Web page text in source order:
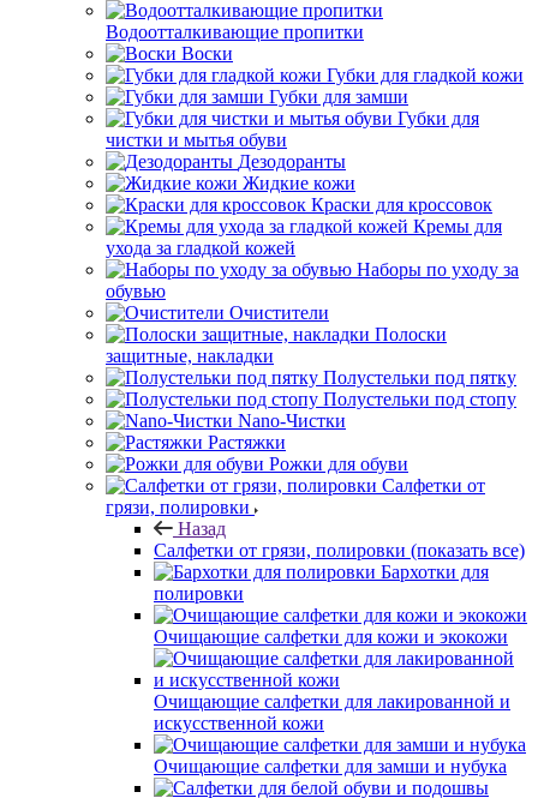
Водоотталкивающие пропитки
Воски
Губки для гладкой кожи
Губки для замши
Губки для
чистки и мытья обуви
Дезодоранты
Жидкие кожи
Краски для кроссовок
Кремы для
ухода за гладкой кожей
Наборы по уходу за
обувью
Очистители
Полоски
защитные, накладки
Полустельки под пятку
Полустельки под стопу
Nano-Чистки
Растяжки
Рожки для обуви
Салфетки от
грязи, полировки
Назад
Салфетки от грязи, полировки (показать все)
Бархотки для
полировки
Очищающие салфетки для кожи и экокожи
Очищающие салфетки для лакированной и
искусственной кожи
Очищающие салфетки для замши и нубука